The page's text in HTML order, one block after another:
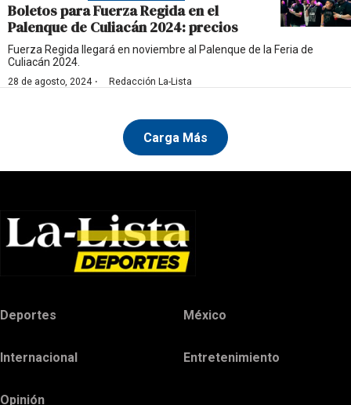
Boletos para Fuerza Regida en el
Palenque de Culiacán 2024: precios
Fuerza Regida llegará en noviembre al Palenque de la Feria de
Culiacán 2024.
28 de agosto, 2024· Redacción La-Lista
Carga Más
Deportes México
Internacional Entretenimiento
Opinión